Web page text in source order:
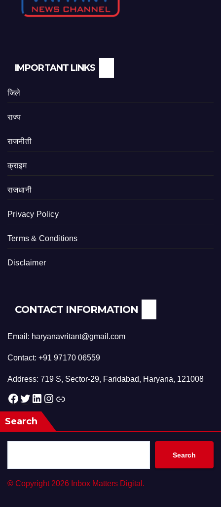
IMPORTANT LINKS
जिले
राज्य
राजनीती
क्राइम
राजधानी
Privacy Policy
Terms & Conditions
Disclaimer
CONTACT INFORMATION
Email: haryanavritant@gmail.com
Contact: +91 97170 06559
Address: 719 S, Sector-29, Faridabad, Haryana, 121008
Facebook Twitter LinkedIn Instagram Link
Search
Search
© Copyright 2026 Inbox Matters Digital.